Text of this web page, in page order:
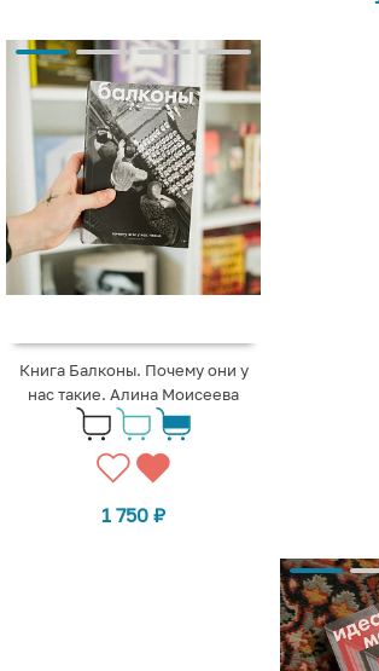
Книга Балконы. Почему они у
нас такие. Алина Моисеева
1 750 ₽